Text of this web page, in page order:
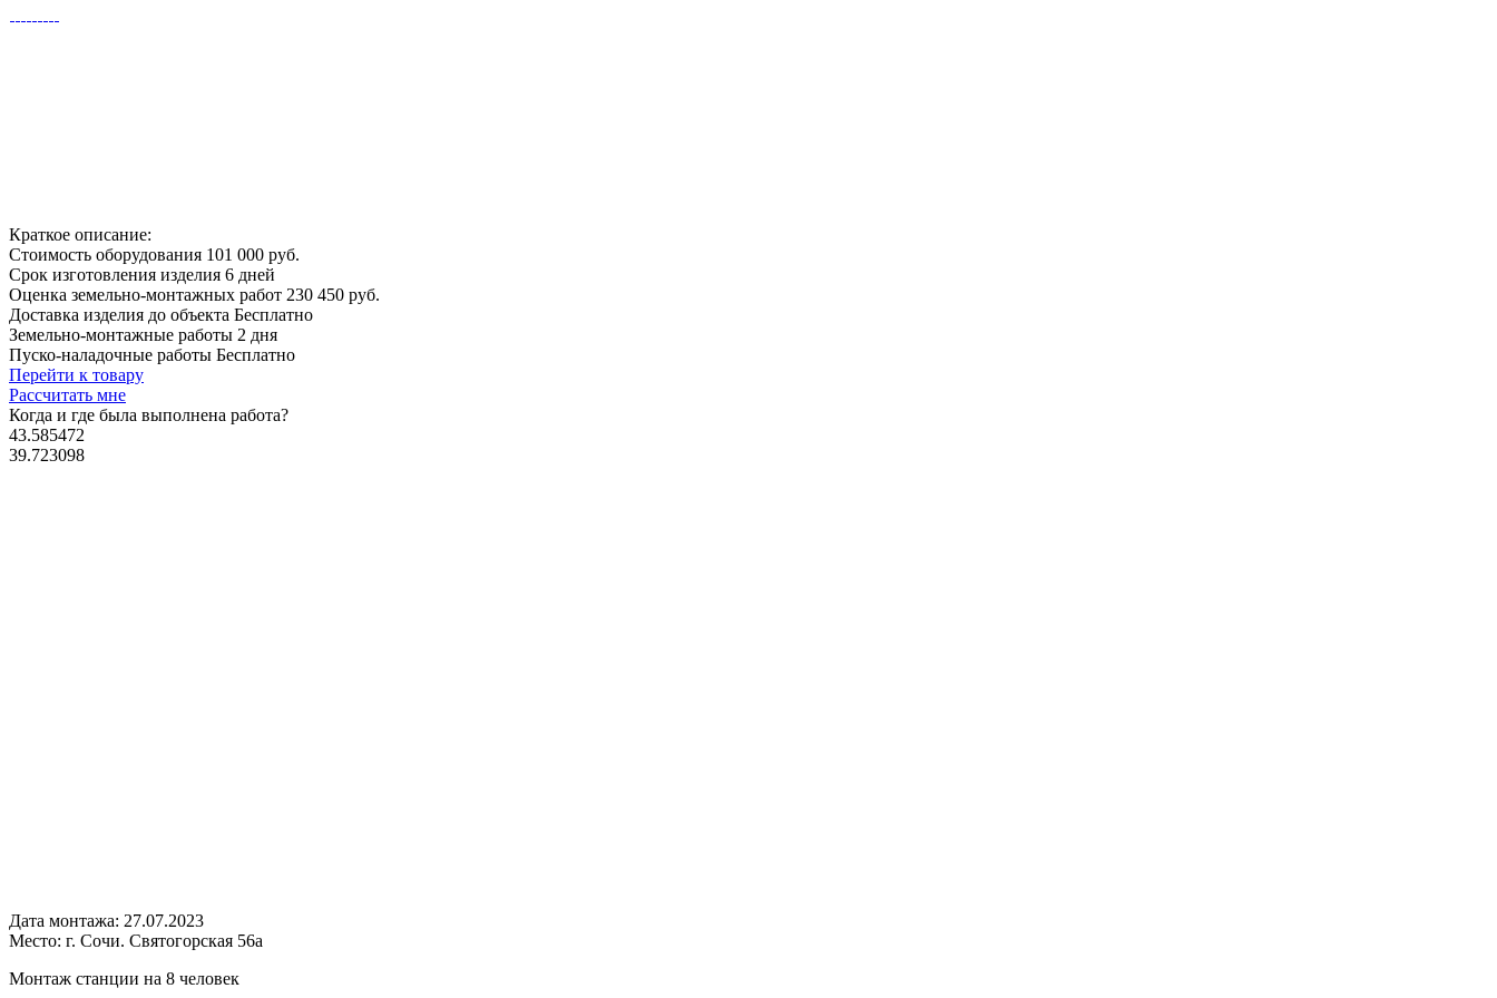
Краткое описание:
Стоимость оборудования 101 000 руб.
Срок изготовления изделия 6 дней
Оценка земельно-монтажных работ 230 450 руб.
Доставка изделия до объекта Бесплатно
Земельно-монтажные работы 2 дня
Пуско-наладочные работы Бесплатно
Перейти к товару
Рассчитать мне
Когда и где была выполнена работа?
43.585472
39.723098
Дата монтажа: 27.07.2023
Место: г. Сочи. Святогорская 56а
Монтаж станции на 8 человек